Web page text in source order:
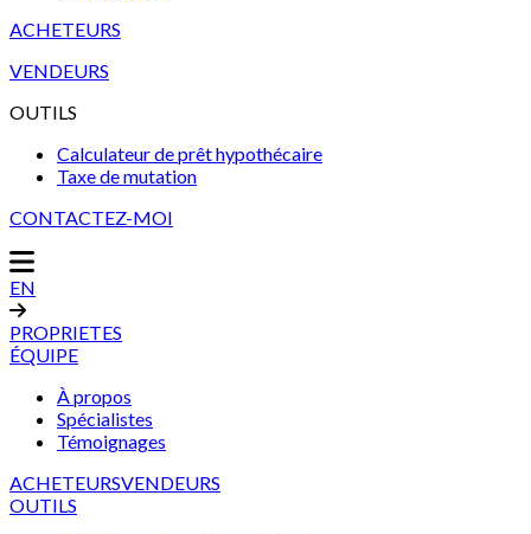
ACHETEURS
VENDEURS
OUTILS
Calculateur de prêt hypothécaire
Taxe de mutation
CONTACTEZ-MOI
EN
PROPRIETES
ÉQUIPE
À propos
Spécialistes
Témoignages
ACHETEURSVENDEURS
OUTILS